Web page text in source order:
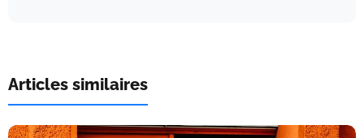
Articles similaires